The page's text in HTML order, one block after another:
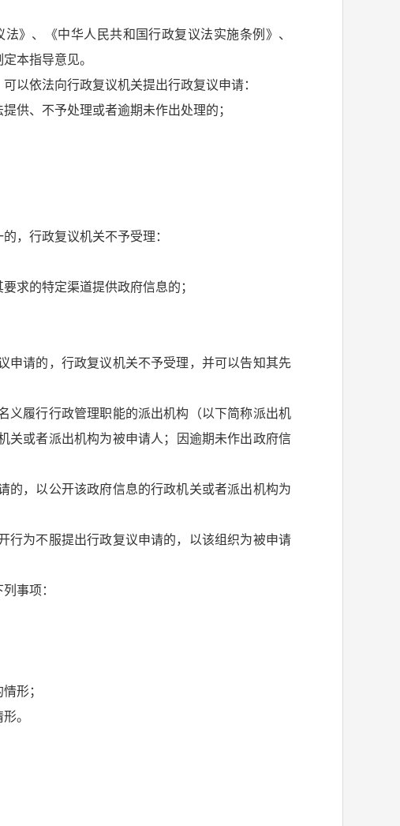
》、《中华人民共和国行政复议法实施条例》、
本指导意见。
依法向行政复议机关提出行政复议申请：
供、不予处理或者逾期未作出处理的；
，行政复议机关不予受理：
求的特定渠道提供政府信息的；
请的，行政复议机关不予受理，并可以告知其先
履行行政管理职能的派出机构（以下简称派出机
关或者派出机构为被申请人；因逾期未作出政府信
的，以公开该政府信息的行政机关或者派出机构为
行为不服提出行政复议申请的，以该组织为被申请
事项：
形；
。